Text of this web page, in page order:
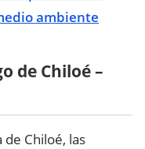
ambiente
de Chiloé –
Chiloé, las